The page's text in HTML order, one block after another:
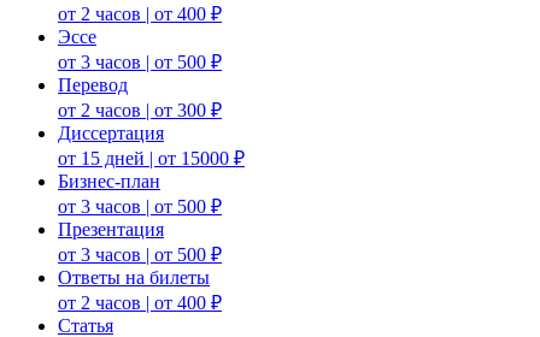
от 2 часов | от 400 ₽
Эссе
от 3 часов | от 500 ₽
Перевод
от 2 часов | от 300 ₽
Диссертация
от 15 дней | от 15000 ₽
Бизнес-план
от 3 часов | от 500 ₽
Презентация
от 3 часов | от 500 ₽
Ответы на билеты
от 2 часов | от 400 ₽
Статья